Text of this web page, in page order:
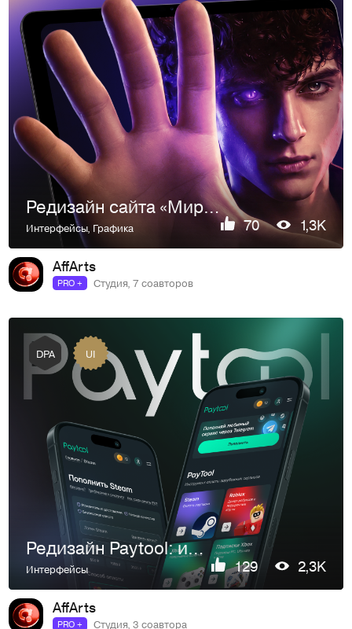
Редизайн сайта «Мир Квестов»
Интерфейсы, Графика 70 1,3K
AffArts
PRO + Студия, 7 соавторов
DPA UI
Редизайн Paytool: из Telegram-MVP в полноценный сервис
Интерфейсы 129 2,3K
AffArts
PRO + Студия, 3 соавтора